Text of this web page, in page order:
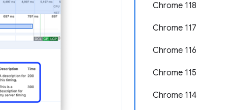
Chrome 118
Chrome 117
Chrome 116
Chrome 115
Chrome 114